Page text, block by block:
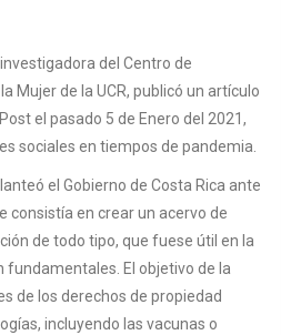
del Centro de
Mujer de la UCR, publicó un artículo
el pasado 5 de Enero del 2021,
sociales en tiempos de pandemia.
el Gobierno de Costa Rica ante
consistía en crear un acervo de
de todo tipo, que fuese útil en la
fundamentales. El objetivo de la
de los derechos de propiedad
incluyendo las vacunas o